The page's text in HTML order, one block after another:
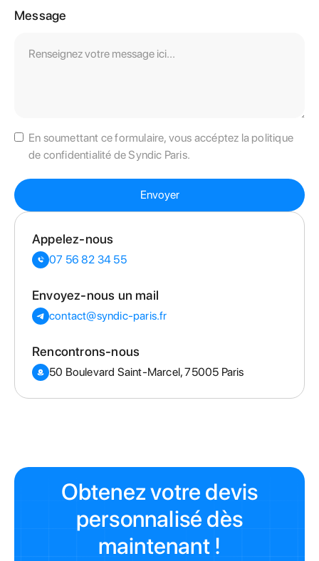
Message
En soumettant ce formulaire, vous accéptez la politique
de confidentialité de Syndic Paris.
Appelez-nous
07 56 82 34 55
Envoyez-nous un mail
contact@syndic-paris.fr
Rencontrons-nous
50 Boulevard Saint-Marcel, 75005 Paris
Obtenez votre devis
personnalisé dès
maintenant !